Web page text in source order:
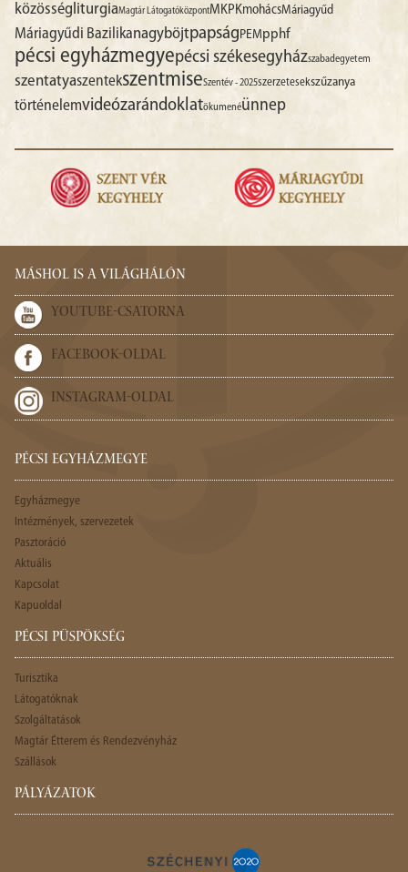
közösségliturgiaMagtár LátogatóközpontMKPKmohácsMáriagyűd
Máriagyűdi BazilikanagyböjtpapságPEMpphf
pécsi egyházmegyepécsi székesegyházszabadegyetem
szentatyaszentekszentmiseSzentév - 2025szerzetesekszűzanya
történelemvideózarándoklatökumenéünnep
MÁSHOL IS A VILÁGHÁLÓN
YOUTUBE-CSATORNA
FACEBOOK-OLDAL
INSTAGRAM-OLDAL
PÉCSI EGYHÁZMEGYE
Egyházmegye
Intézmények, szervezetek
Pasztoráció
Aktuális
Kapcsolat
Kapuoldal
PÉCSI PÜSPÖKSÉG
Turisztika
Látogatóknak
Szolgáltatások
Magtár Étterem és Rendezvényház
Szállások
PÁLYÁZATOK